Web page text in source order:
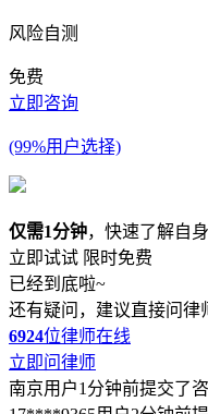
风险自测
免费
立即咨询
(99%用户选择)
仅需1分钟，快速了解自
立即试试 限时免费
已经到底啦~
还有疑问，建议直接问律
6924位律师在线
立即问律师
南京用户1分钟前提交了